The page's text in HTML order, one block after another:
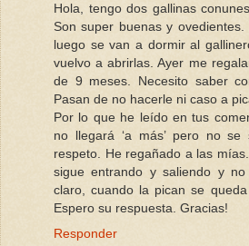
Hola, tengo dos gallinas
Son super buenas y
luego se van a dormir al
vuelvo a abrirlas. Ayer me
de 9 meses. Necesito saber
Pasan de no hacerle ni caso a
Por lo que he leído en tus
no llegará ‘a más’ pero no
respeto. He regañado a las
sigue entrando y saliendo y
claro, cuando la pican se
Espero su respuesta. Gracias!
Responder